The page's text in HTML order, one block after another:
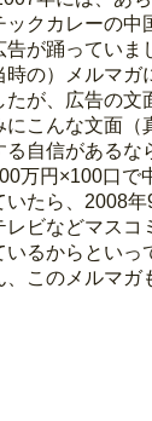
ックカレーの中
告が踊っていま
時の）メルマガ
たが、広告の文
こんな文面（
る自信があるな
万円×100口で
いたら、2008年
レビなどマスコ
いるからといっ
、このメルマガ